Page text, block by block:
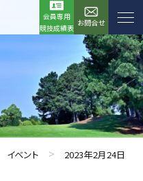
会員専用
競技成績表
お問合せ
イベント >
2023年2月24日